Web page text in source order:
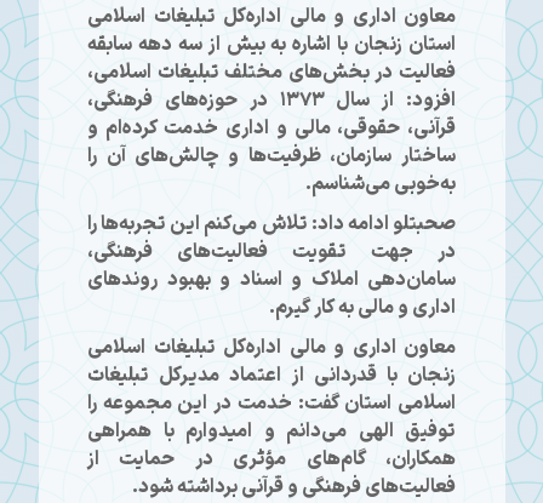
معاون اداری و مالی اداره‌کل تبلیغات اسلامی
استان زنجان با اشاره به بیش از سه دهه سابقه
فعالیت در بخش‌های مختلف تبلیغات اسلامی،
افزود: از سال ۱۳۷۳ در حوزه‌های فرهنگی،
قرآنی، حقوقی، مالی و اداری خدمت کرده‌ام و
ساختار سازمان، ظرفیت‌ها و چالش‌های آن را
به‌خوبی می‌شناسم.
صحبتلو ادامه داد: تلاش می‌کنم این تجربه‌ها را
در جهت تقویت فعالیت‌های فرهنگی،
سامان‌دهی املاک و اسناد و بهبود روندهای
اداری و مالی به کار گیرم.
معاون اداری و مالی اداره‌کل تبلیغات اسلامی
زنجان با قدردانی از اعتماد مدیرکل تبلیغات
اسلامی استان گفت: خدمت در این مجموعه را
توفیق الهی می‌دانم و امیدوارم با همراهی
همکاران، گام‌های مؤثری در حمایت از
فعالیت‌های فرهنگی و قرآنی برداشته شود.